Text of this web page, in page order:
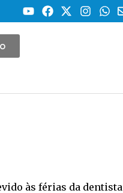
às férias da dentista